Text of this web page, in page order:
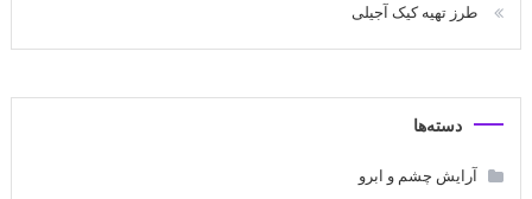
طرز تهیه کیک آجیلی
دسته‌ها
آرایش چشم و ابرو